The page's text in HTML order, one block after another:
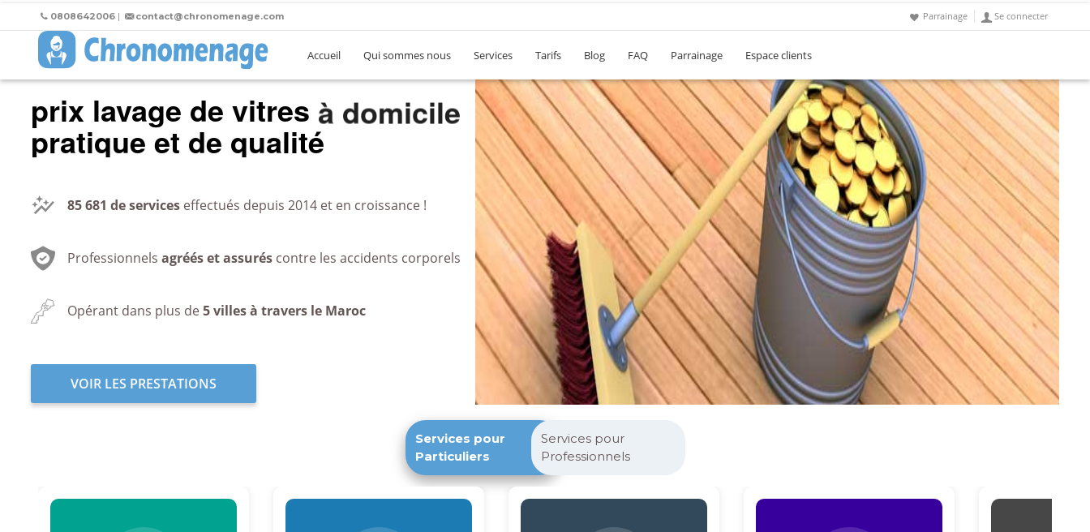
0808642006 | contact@chronomenage.com Parrainage Se connecter
Accueil Qui sommes nous Services Tarifs Blog FAQ Parrainage Espace clients
prix lavage de vitres au bureau
pratique et de qualité
85 681 de services effectués depuis 2014 et en croissance !
Professionnels agréés et assurés contre les accidents corporels
Opérant dans plus de5 villes à travers le Maroc
VOIR LES PRESTATIONS
Services pour
Particuliers
Services pour
Professionnels